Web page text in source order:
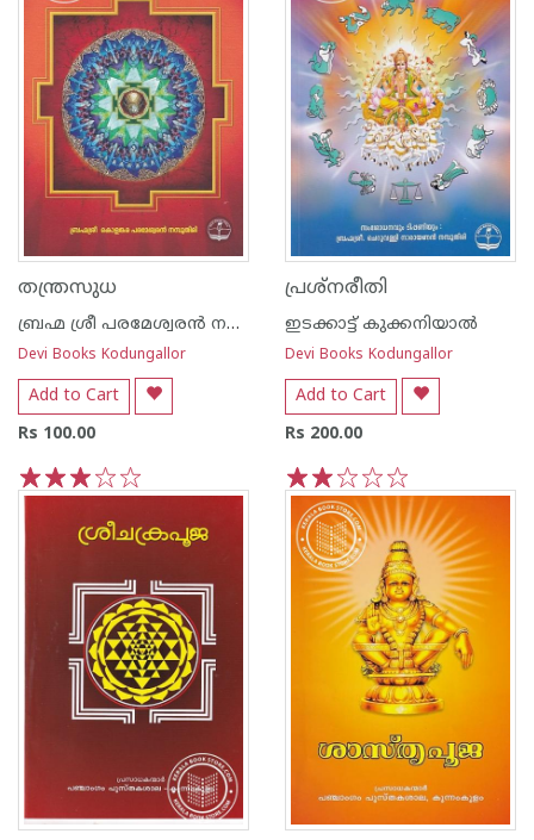
തന്ത്രസുധ
ബ്രഹ്മ ശ്രീ പരമേശ്വരന്‍ നമ്പൂതിരി
Devi Books Kodungallor
Add to Cart
Rs 100.00
5
4
3
2
1
പ്രശ്നരീതി
ഇടക്കാട്ട് കുക്കനിയാല്‍
Devi Books Kodungallor
Add to Cart
Rs 200.00
5
4
3
2
1